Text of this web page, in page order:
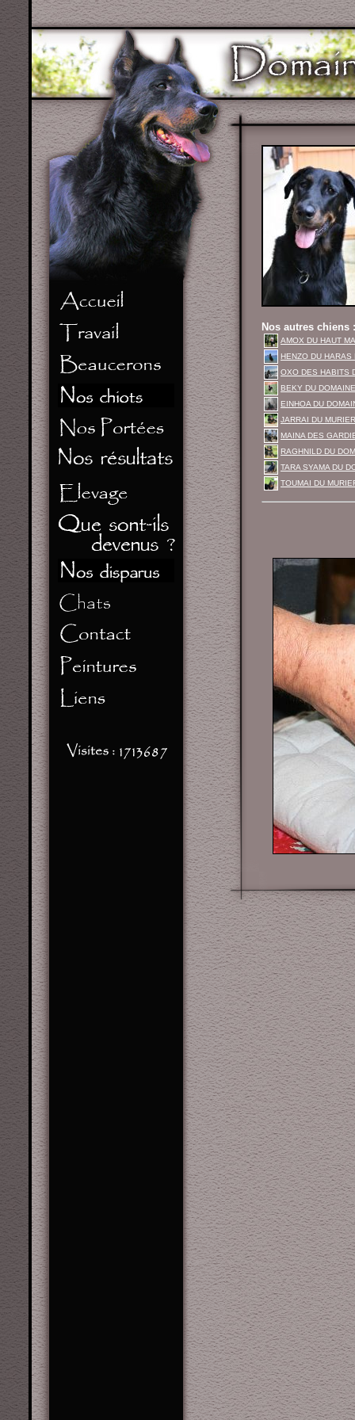
Nos autres chiens :
AMOX DU HAUT
HENZO DU HARAS
OXO DES HABITS
BEKY DU
EINHOA DU
JARRAI DU
MAINA DES
RAGHNILD DU
TARA SYAMA DU
TOUMAI DU